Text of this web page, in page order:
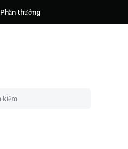
Phần thưởng